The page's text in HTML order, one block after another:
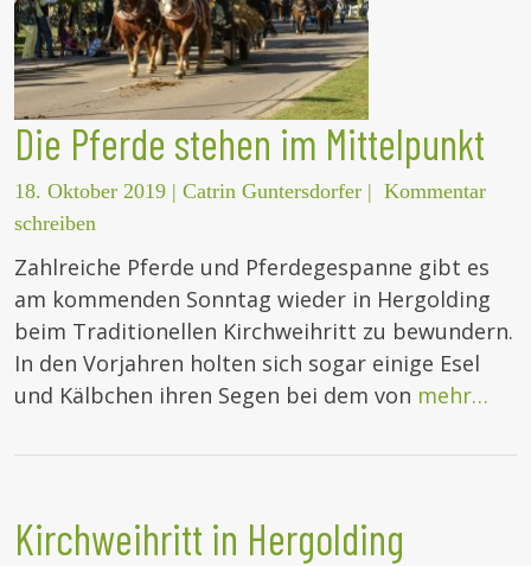
Die Pferde stehen im Mittelpunkt
18. Oktober 2019 | Catrin Guntersdorfer | Kommentar
schreiben
Zahlreiche Pferde und Pferdegespanne gibt es
am kommenden Sonntag wieder in Hergolding
beim Traditionellen Kirchweihritt zu bewundern.
In den Vorjahren holten sich sogar einige Esel
und Kälbchen ihren Segen bei dem von mehr…
Kirchweihritt in Hergolding